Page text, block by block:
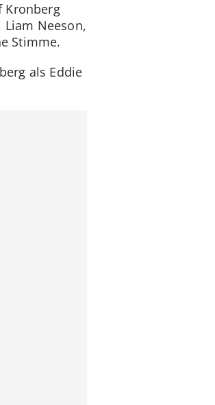
Kronberg
Liam Neeson,
Stimme.
als Eddie